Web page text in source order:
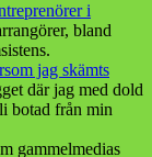
i
bland
jag skämts
där jag med dold
botad från min
gammelmedias